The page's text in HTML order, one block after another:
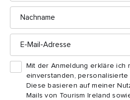
Nachname
E-
Mail-
Mit der Anmeldung erkläre ich
einverstanden, personalisierte
Diese basieren auf meiner
Mails von Tourism Ireland
Welche Orte in Irland